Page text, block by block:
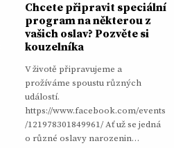
Chcete připravit speciální
program na některou z
vašich oslav? Pozvěte si
kouzelníka
V životě připravujeme a
prožíváme spoustu různých
událostí.
https://www.facebook.com/events
/121978301849961/ Ať už se jedná
o různé oslavy narozenin…